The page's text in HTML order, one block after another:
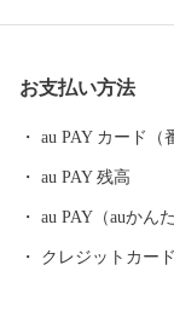
まなウォーター・
お支払い方法
au PAY カード（
au PAY 残高
au PAY（auかん
クレジットカー